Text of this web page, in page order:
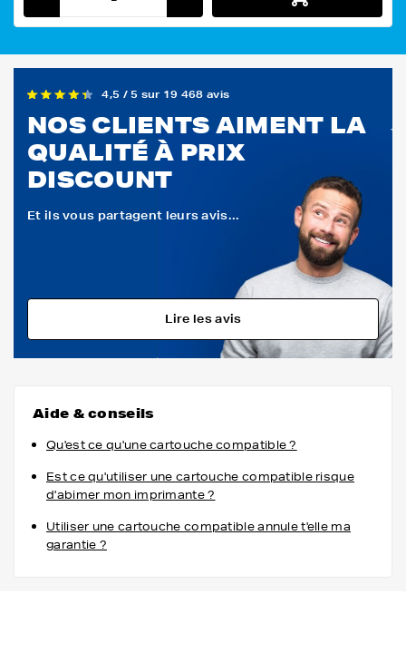
4,5 / 5 sur 19 468 avis
NOS CLIENTS AIMENT LA
QUALITÉ À PRIX
DISCOUNT
Et ils vous partagent leurs avis...
Lire les avis
Aide & conseils
Qu'est ce qu'une cartouche compatible ?
Est ce qu'utiliser une cartouche compatible risque
d'abimer mon imprimante ?
Utiliser une cartouche compatible annule t'elle ma
garantie ?